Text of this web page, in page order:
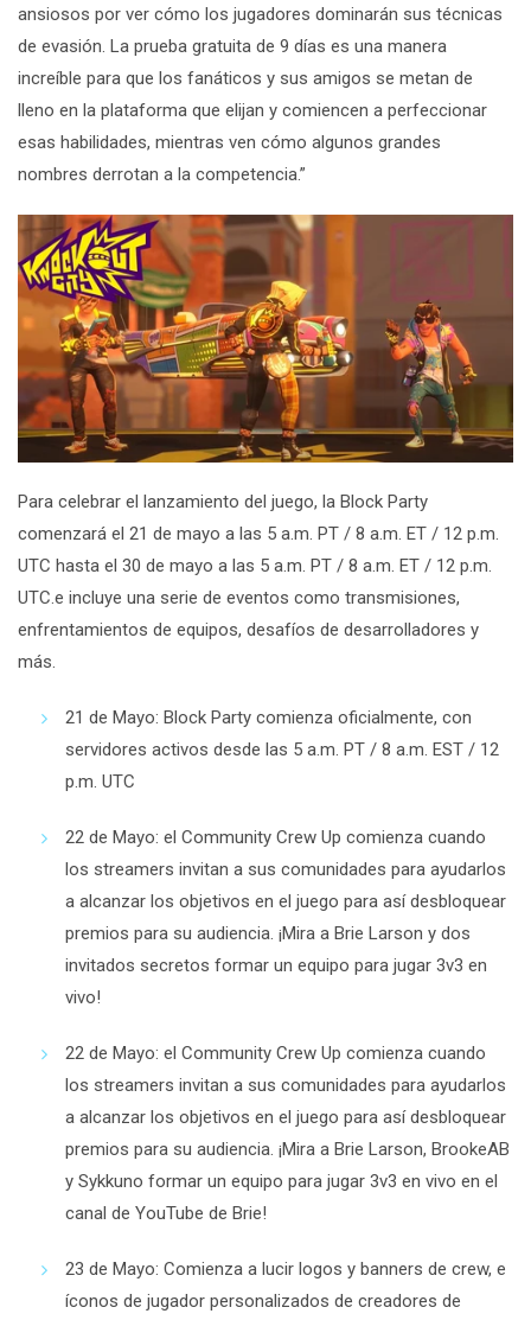
ansiosos por ver cómo los jugadores dominarán sus técnicas
de evasión. La prueba gratuita de 9 días es una manera
increíble para que los fanáticos y sus amigos se metan de
lleno en la plataforma que elijan y comiencen a perfeccionar
esas habilidades, mientras ven cómo algunos grandes
nombres derrotan a la competencia.”
Para celebrar el lanzamiento del juego, la Block Party
comenzará el 21 de mayo a las 5 a.m. PT / 8 a.m. ET / 12 p.m.
UTC hasta el 30 de mayo a las 5 a.m. PT / 8 a.m. ET / 12 p.m.
UTC.e incluye una serie de eventos como transmisiones,
enfrentamientos de equipos, desafíos de desarrolladores y
más.
21 de Mayo: Block Party comienza oficialmente, con
servidores activos desde las 5 a.m. PT / 8 a.m. EST / 12
p.m. UTC
22 de Mayo: el Community Crew Up comienza cuando
los streamers invitan a sus comunidades para ayudarlos
a alcanzar los objetivos en el juego para así desbloquear
premios para su audiencia. ¡Mira a Brie Larson y dos
invitados secretos formar un equipo para jugar 3v3 en
vivo!
22 de Mayo: el Community Crew Up comienza cuando
los streamers invitan a sus comunidades para ayudarlos
a alcanzar los objetivos en el juego para así desbloquear
premios para su audiencia. ¡Mira a Brie Larson, BrookeAB
y Sykkuno formar un equipo para jugar 3v3 en vivo en el
canal de YouTube de Brie!
23 de Mayo: Comienza a lucir logos y banners de crew, e
íconos de jugador personalizados de creadores de